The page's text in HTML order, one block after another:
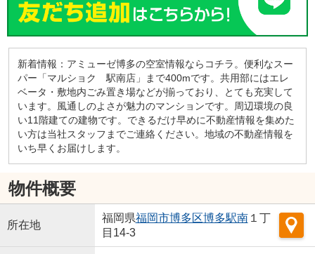
新着情報：アミューゼ博多の空室情報ならコチラ。便利なスー
パー「マルショク 駅南店」まで400mです。共用部にはエレ
ベータ・敷地内ごみ置き場などが揃っており、とても充実して
います。風通しのよさが魅力のマンションです。周辺環境の良
い11階建ての建物です。できるだけ早めに不動産情報を集めた
い方は当社スタッフまでご連絡ください。地域の不動産情報を
いち早くお届けします。
物件概要
所在地
福岡県福岡市博多区博多駅南１丁
目14-3